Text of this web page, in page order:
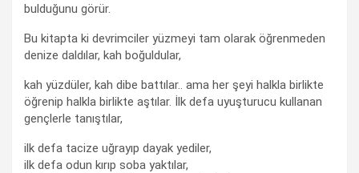
bulduğunu görür.
Bu kitapta ki devrimciler yüzmeyi tam olarak öğrenmeden
denize daldılar, kah boğuldular,
kah yüzdüler, kah dibe battılar.. ama her şeyi halkla birlikte
öğrenip halkla birlikte aştılar. İlk defa uyuşturucu kullanan
gençlerle tanıştılar,
ilk defa tacize uğrayıp dayak yediler,
ilk defa odun kırıp soba yaktılar,